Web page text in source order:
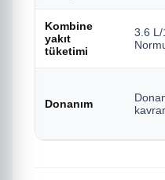
Kombine
yakıt
tüketimi
3.6 L/
Donanım